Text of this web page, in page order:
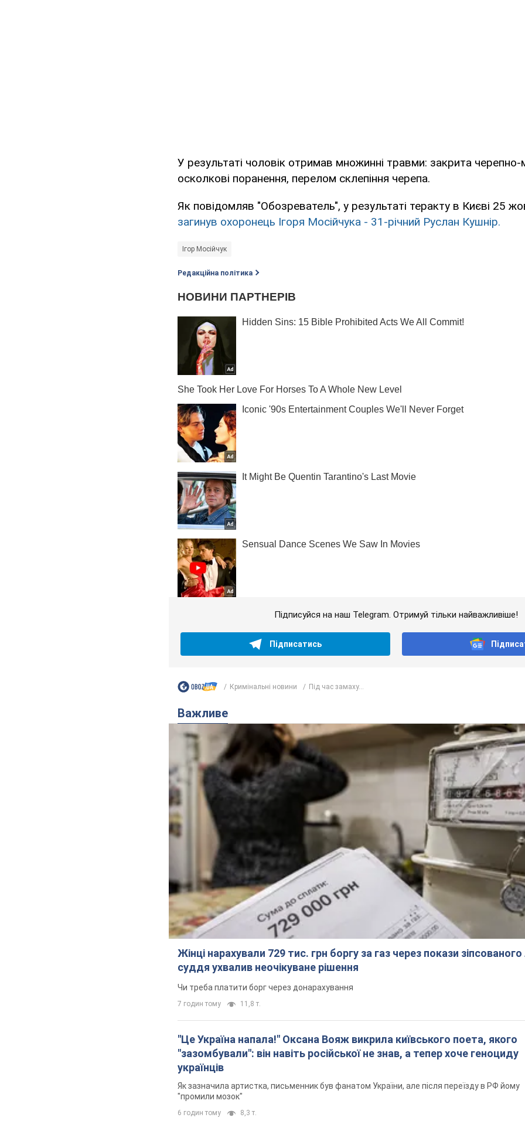
У результаті чоловік отримав множинні травми: закрита
осколкові поранення, перелом склепіння черепа.
Як повідомляв "Обозреватель", у результаті теракту в Києві 25
загинув охоронець Ігоря Мосійчука - 31-річний Руслан Кушнір.
Ігор Мосійчук
Редакційна політика
Підписуйся на наш Telegram. Отримуй тільки найважливіше!
Підписатись
Кримінальні новини Під час замаху...
Важливе
Жінці нарахували 729 тис. грн боргу за газ через покази
суддя ухвалив неочікуване рішення
Чи треба платити борг через донарахування
7 годин тому 11,8 т.
"Це Україна напала!" Оксана Вояж викрила київського поета, якого
"зазомбували": він навіть російської не знав, а тепер хоче геноциду
українців
Як зазначила артистка, письменник був фанатом України, але після переїзду в РФ йому
"промили мозок"
6 годин тому 8,3 т.